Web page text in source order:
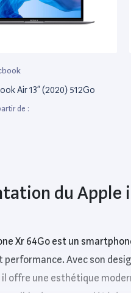
Air 13” (2020) 512Go
de :
du Apple
Xr 64Go est un
performance. Avec son
offre une esthétique